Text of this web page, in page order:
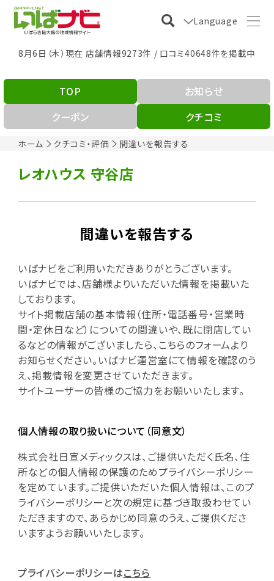
Language
8月6日（木）現在 店舗情報9273件 / 口コミ40648件を掲載中
ホーム クチコミ・評価 間違いを報告する
TOP
お知らせ
クーポン
クチコミ
レオハウス 守谷店
間違いを報告する
いばナビをご利用いただきありがとうございます。
いばナビでは、店舗様よりいただいた情報を掲載いた
しております。
サイト掲載店舗の基本情報（住所・電話番号・営業時
間・定休日など）についての間違いや、既に閉店してい
るなどの情報がございましたら、こちらのフォームより
お知らせください。いばナビ運営室にて情報を確認のう
え、掲載情報を変更させていただきます。
サイトユーザーの皆様のご協力をお願いいたします。
個人情報の取り扱いについて（同意文）
株式会社日宣メディックスは、ご提供いただく氏名、住
所などの個人情報の保護のためプライバシーポリシー
を定めています。ご提供いただいた個人情報は、このプ
ライバシーポリシーと次の規定に基づき取扱わせてい
ただきますので、あらかじめ同意のうえ、ご提供くださ
いますようお願いいたします。
プライバシーポリシーはこちら